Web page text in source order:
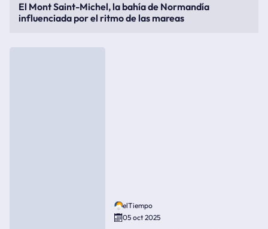
El Mont Saint-Michel, la bahía de Normandía
influenciada por el ritmo de las mareas
elTiempo
05 oct 2025